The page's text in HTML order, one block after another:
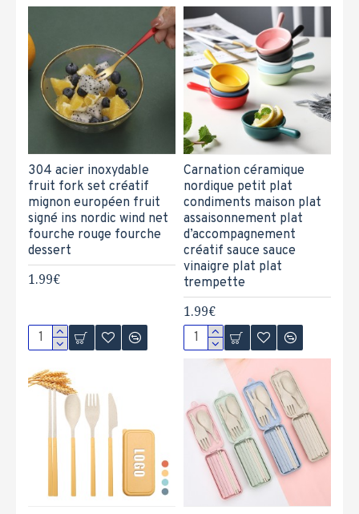
304 acier inoxydable
fruit fork set créatif
mignon européen fruit
signé ins nordic wind net
fourche rouge fourche
dessert
1.99€
Carnation céramique
nordique petit plat
condiments maison plat
assaisonnement plat
d’accompagnement
créatif sauce sauce
vinaigre plat plat
trempette
1.99€